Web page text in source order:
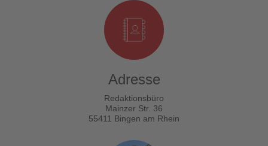
Adresse
Redaktionsbüro
Mainzer Str. 36
55411 Bingen am Rhein